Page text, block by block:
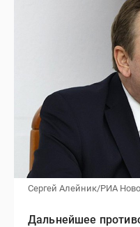
Сергей Алейник/РИА
Дальнейшее